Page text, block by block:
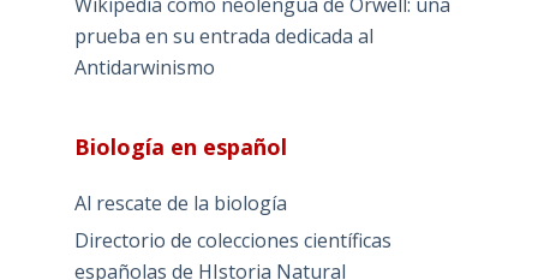
prueba en su entrada dedicada al
Antidarwinismo
Biología en español
Al rescate de la biología
Directorio de colecciones científicas
españolas de HIstoria Natural